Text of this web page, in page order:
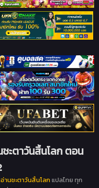
ะตาวันสิ้นโลก ตอน
านชะตาวันสิ้นโลกแปลไทย ทุก